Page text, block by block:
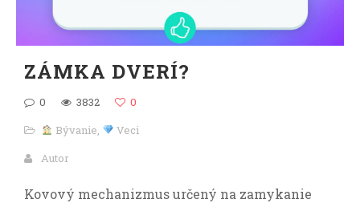
ZÁMKA DVERÍ?
0 3832
0
Bývanie,
Veci
Autor
Kovový mechanizmus určený na zamykanie